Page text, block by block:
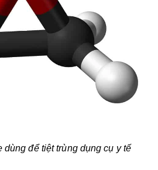
dùng để tiệt trùng dụng cụ y tế